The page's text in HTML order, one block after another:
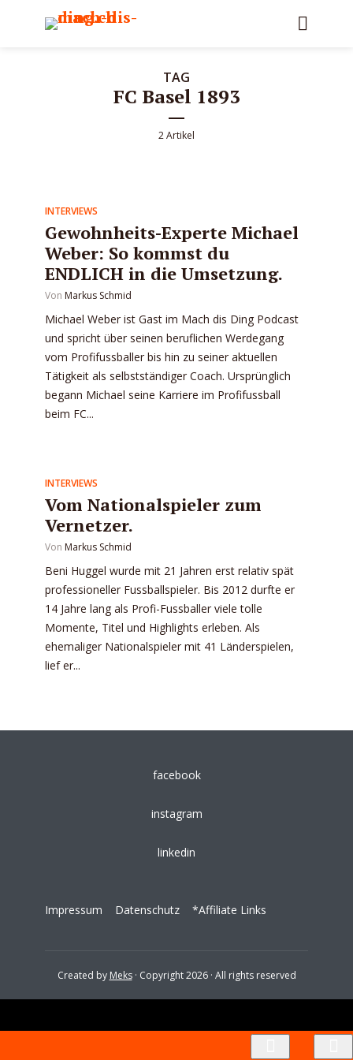
TAG
FC Basel 1893
2 Artikel
INTERVIEWS
Gewohnheits-Experte Michael
Weber: So kommst du
ENDLICH in die Umsetzung.
Von Markus Schmid
Michael Weber ist Gast im Mach dis Ding Podcast
und spricht über seinen beruflichen Werdegang
vom Profifussballer bis hin zu seiner aktuellen
Tätigkeit als selbstständiger Coach. Ursprünglich
begann Michael seine Karriere im Profifussball
beim FC...
INTERVIEWS
Vom Nationalspieler zum
Vernetzer.
Von Markus Schmid
Beni Huggel wurde mit 21 Jahren erst relativ spät
professioneller Fussballspieler. Bis 2012 durfte er
14 Jahre lang als Profi-Fussballer viele tolle
Momente, Titel und Highlights erleben. Als
ehemaliger Nationalspieler mit 41 Länderspielen,
lief er...
facebook
instagram
linkedin
Impressum Datenschutz *Affiliate Links
Created by Meks· Copyright 2026 · All rights reserved